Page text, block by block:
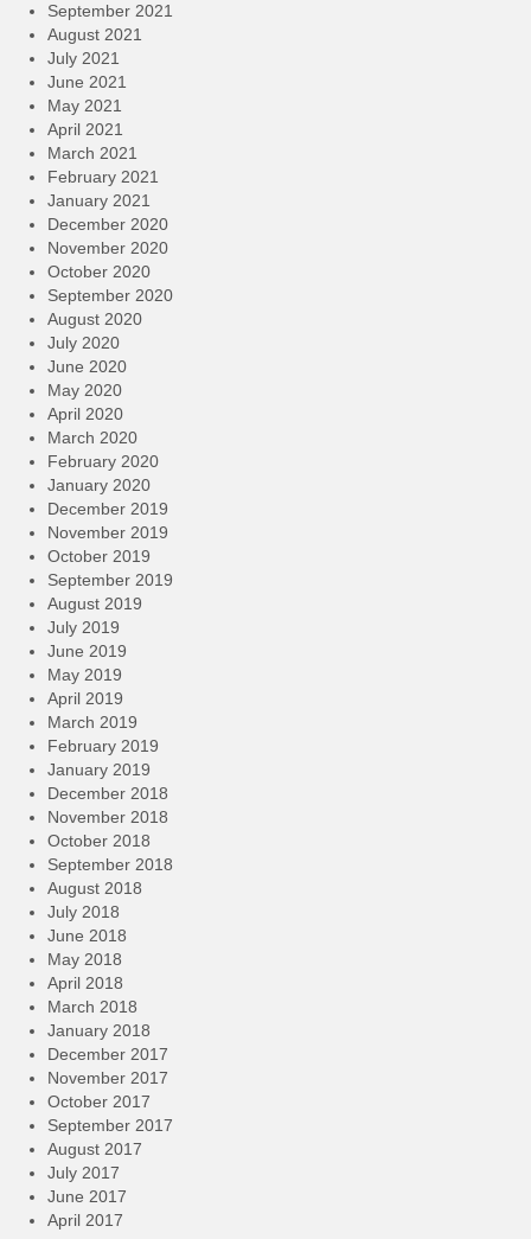
September 2021
August 2021
July 2021
June 2021
May 2021
April 2021
March 2021
February 2021
January 2021
December 2020
November 2020
October 2020
September 2020
August 2020
July 2020
June 2020
May 2020
April 2020
March 2020
February 2020
January 2020
December 2019
November 2019
October 2019
September 2019
August 2019
July 2019
June 2019
May 2019
April 2019
March 2019
February 2019
January 2019
December 2018
November 2018
October 2018
September 2018
August 2018
July 2018
June 2018
May 2018
April 2018
March 2018
January 2018
December 2017
November 2017
October 2017
September 2017
August 2017
July 2017
June 2017
April 2017